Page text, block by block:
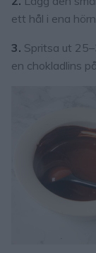
ett hål i ena
3. Spritsa ut
en chokladlins